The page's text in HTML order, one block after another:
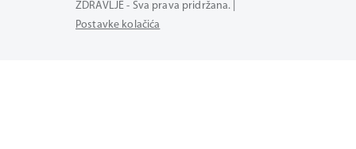
ZDRAVLJE - Sva prava pridržana. |
Postavke kolačića